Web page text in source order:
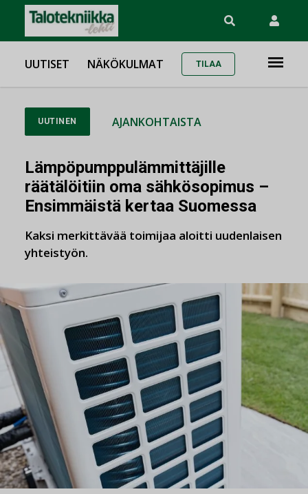
UUTISET NÄKÖKULMAT TILAA
UUTINEN AJANKOHTAISTA
Lämpöpumppulämmittäjille
räätälöitiin oma sähkösopimus –
Ensimmäistä kertaa Suomessa
Kaksi merkittävää toimijaa aloitti uudenlaisen
yhteistyön.